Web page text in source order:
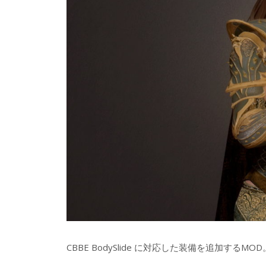
CBBE BodySlide に対応した装備を追加する